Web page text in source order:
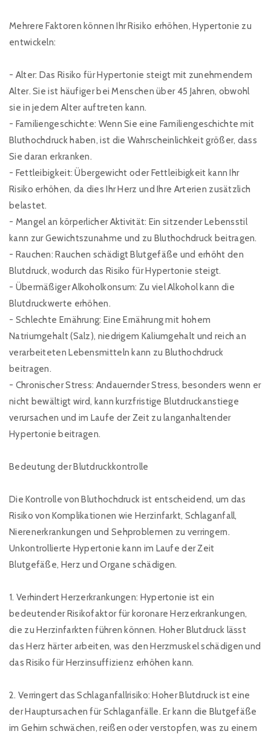
Mehrere Faktoren können Ihr Risiko erhöhen, Hypertonie zu
entwickeln:
- Alter: Das Risiko für Hypertonie steigt mit zunehmendem
Alter. Sie ist häufiger bei Menschen über 45 Jahren, obwohl
sie in jedem Alter auftreten kann.
- Familiengeschichte: Wenn Sie eine Familiengeschichte mit
Bluthochdruck haben, ist die Wahrscheinlichkeit größer, dass
Sie daran erkranken.
- Fettleibigkeit: Übergewicht oder Fettleibigkeit kann Ihr
Risiko erhöhen, da dies Ihr Herz und Ihre Arterien zusätzlich
belastet.
- Mangel an körperlicher Aktivität: Ein sitzender Lebensstil
kann zur Gewichtszunahme und zu Bluthochdruck beitragen.
- Rauchen: Rauchen schädigt Blutgefäße und erhöht den
Blutdruck, wodurch das Risiko für Hypertonie steigt.
- Übermäßiger Alkoholkonsum: Zu viel Alkohol kann die
Blutdruckwerte erhöhen.
- Schlechte Ernährung: Eine Ernährung mit hohem
Natriumgehalt (Salz), niedrigem Kaliumgehalt und reich an
verarbeiteten Lebensmitteln kann zu Bluthochdruck
beitragen.
- Chronischer Stress: Andauernder Stress, besonders wenn er
nicht bewältigt wird, kann kurzfristige Blutdruckanstiege
verursachen und im Laufe der Zeit zu langanhaltender
Hypertonie beitragen.
Bedeutung der Blutdruckkontrolle
Die Kontrolle von Bluthochdruck ist entscheidend, um das
Risiko von Komplikationen wie Herzinfarkt, Schlaganfall,
Nierenerkrankungen und Sehproblemen zu verringern.
Unkontrollierte Hypertonie kann im Laufe der Zeit
Blutgefäße, Herz und Organe schädigen.
1. Verhindert Herzerkrankungen: Hypertonie ist ein
bedeutender Risikofaktor für koronare Herzerkrankungen,
die zu Herzinfarkten führen können. Hoher Blutdruck lässt
das Herz härter arbeiten, was den Herzmuskel schädigen und
das Risiko für Herzinsuffizienz erhöhen kann.
2. Verringert das Schlaganfallrisiko: Hoher Blutdruck ist eine
der Hauptursachen für Schlaganfälle. Er kann die Blutgefäße
im Gehirn schwächen, reißen oder verstopfen, was zu einem